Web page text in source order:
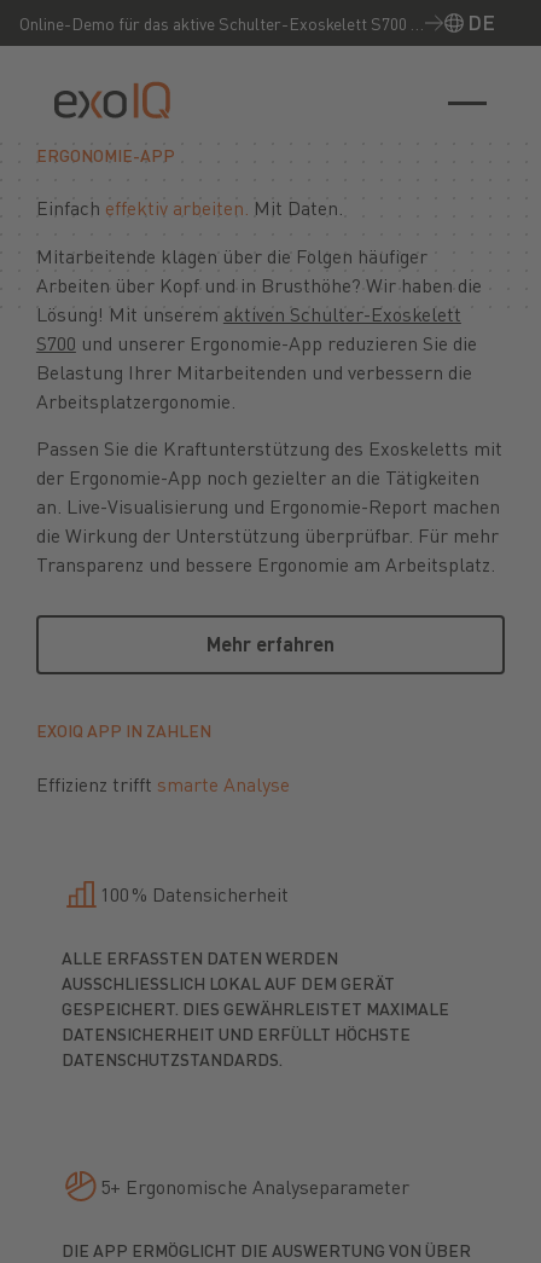
Online-Demo für das aktive Schulter-Exoskelett S700 –
Jetzt live erleben!
DE
ERGONOMIE-APP
Einfach effektiv arbeiten. Mit Daten.
Mitarbeitende klagen über die Folgen häufiger
Arbeiten über Kopf und in Brusthöhe? Wir haben die
Lösung! Mit unserem aktiven Schulter-Exoskelett
S700 und unserer Ergonomie-App reduzieren Sie die
Belastung Ihrer Mitarbeitenden und verbessern die
Arbeitsplatzergonomie.
Passen Sie die Kraftunterstützung des Exoskeletts mit
der Ergonomie-App noch gezielter an die Tätigkeiten
an. Live-Visualisierung und Ergonomie-Report machen
die Wirkung der Unterstützung überprüfbar. Für mehr
Transparenz und bessere Ergonomie am Arbeitsplatz.
Mehr erfahren
EXOIQ APP IN ZAHLEN
Effizienz trifft smarte Analyse
100 % Datensicherheit
ALLE ERFASSTEN DATEN WERDEN
AUSSCHLIESSLICH LOKAL AUF DEM GERÄT G
ESPEICHERT. DIES GEWÄHRLEISTET MAXIMALE D
ATENSICHERHEIT UND ERFÜLLT HÖCHSTE D
ATENSCHUTZSTANDARDS.
5+ Ergonomische Analyseparameter
DIE APP ERMÖGLICHT DIE AUSWERTUNG VON ÜBER